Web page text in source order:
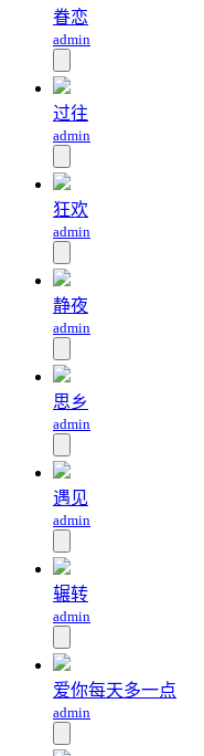
眷恋
admin
过往
admin
狂欢
admin
静夜
admin
思乡
admin
遇见
admin
辗转
admin
爱你每天多一点
admin